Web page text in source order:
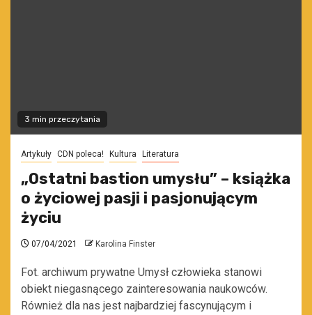
3 min przeczytania
Artykuły CDN poleca! Kultura Literatura
„Ostatni bastion umysłu” – książka
o życiowej pasji i pasjonującym
życiu
07/04/2021 Karolina Finster
Fot. archiwum prywatne Umysł człowieka stanowi
obiekt niegasnącego zainteresowania naukowców.
Również dla nas jest najbardziej fascynującym i